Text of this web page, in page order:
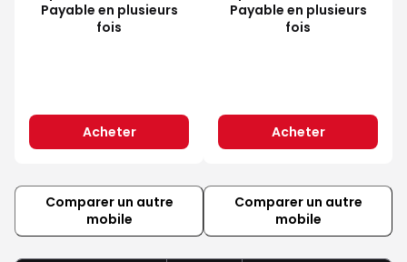
Payable en plusieurs
fois
Acheter
Payable en plusieurs
fois
Acheter
Comparer un autre
mobile
Comparer un autre
mobile